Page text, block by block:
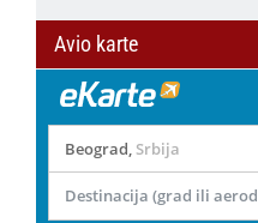
Avio karte
Beograd, Srbija
Destinacija (grad ili